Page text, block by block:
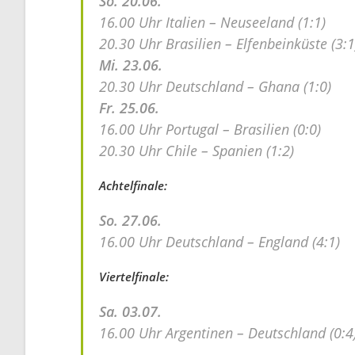
16.00 Uhr Italien – Neuseeland (1:1)
20.30 Uhr Brasilien – Elfenbeinküste
Mi. 23.06.
20.30 Uhr Deutschland – Ghana (1:0)
Fr. 25.06.
16.00 Uhr Portugal – Brasilien (0:0)
20.30 Uhr Chile – Spanien (1:2)
Achtelfinale:
So. 27.06.
16.00 Uhr Deutschland – England (4:1)
Viertelfinale:
Sa. 03.07.
16.00 Uhr Argentinen – Deutschland